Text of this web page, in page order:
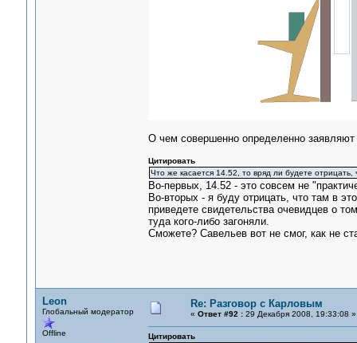
О чем совершенно определенно
Цитировать
Что же касается 14.52, то вряд ли будете
Во-первых, 14.52 - это совсем не
Во-вторых - я буду отрицать, что там в
приведете свидетельства очевидцев о
туда кого-либо загоняли.
Сможете? Савельев вот не смог, как не
Leon
Глобальный модератор
Offline
Re: Разговор с Карловым
« Ответ #92 :29 Декабря 2008, 19:33:08 »
Цитировать